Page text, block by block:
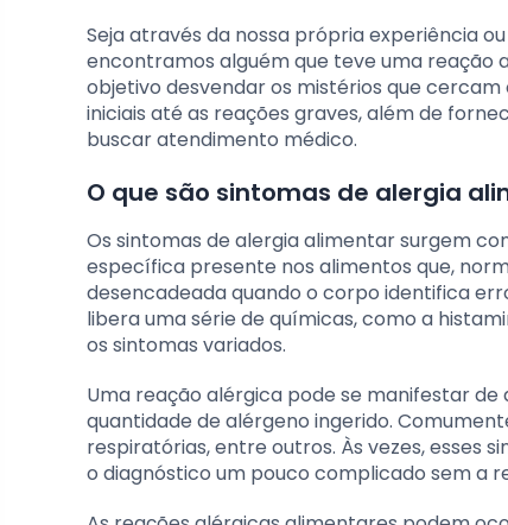
Seja através da nossa própria experiência
encontramos alguém que teve uma reação
objetivo desvendar os mistérios que
iniciais até as reações graves, além de
buscar atendimento médico.
O que são sintomas de alergia
Os sintomas de alergia alimentar surgem
específica presente nos alimentos que,
desencadeada quando o corpo identifica
libera uma série de químicas, como a
os sintomas variados.
Uma reação alérgica pode se manifestar de
quantidade de alérgeno ingerido.
respiratórias, entre outros. Às vezes, esses
o diagnóstico um pouco complicado sem a